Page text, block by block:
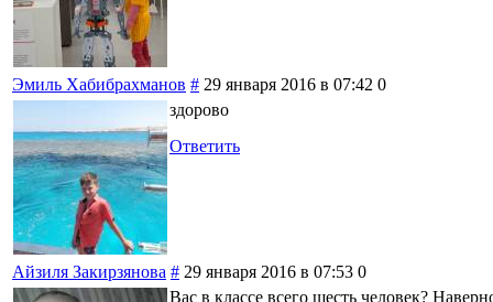
Эмиль Хабибрахманов # 29 января 2016 в 07:42 0
здорово
Ответить
Айзиля Закирзянова # 29 января 2016 в 07:53 0
Вас в классе всего шесть человек?